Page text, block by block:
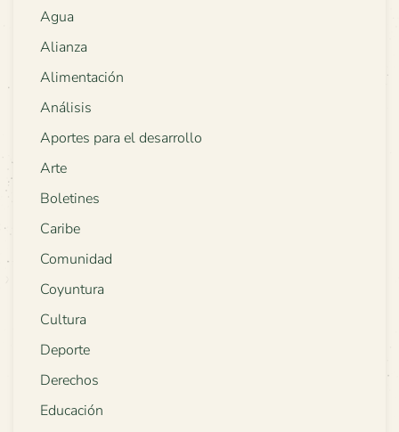
Agua
Alianza
Alimentación
Análisis
Aportes para el desarrollo
Arte
Boletines
Caribe
Comunidad
Coyuntura
Cultura
Deporte
Derechos
Educación